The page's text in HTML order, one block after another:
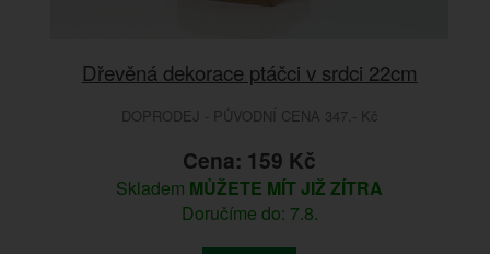
Dřevěná dekorace ptáčci v srdci 22cm
DOPRODEJ - PŮVODNÍ CENA 347.- Kč
Cena: 159 Kč
Skladem MŮŽETE MÍT JIŽ ZÍTRA
Doručíme do: 7.8.